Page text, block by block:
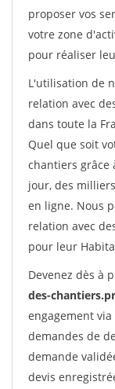
proposer vos
votre zone
pour réaliser
L'utilisation de
relation avec
dans toute la
Quel que soit
chantiers grâce
jour, des
en ligne. Nous
relation avec
pour leur
Devenez dès à
des-
engagement
demandes de
demande
devis